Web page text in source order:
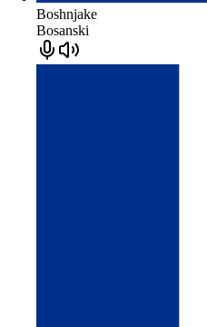
Boshnjake
Bosanski